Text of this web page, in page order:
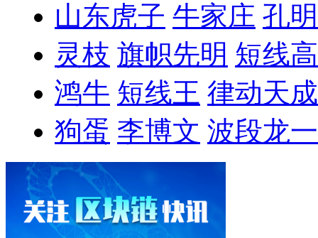
山东虎子 牛家庄 孔
灵枝 旗帜先明 短线
鸿牛 短线王 律动天成
狗蛋 李博文 波段龙一